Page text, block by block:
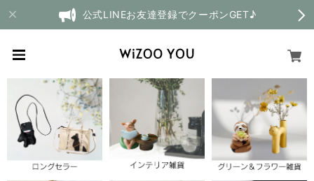
公式LINEお友達登録でクーポンGET♪